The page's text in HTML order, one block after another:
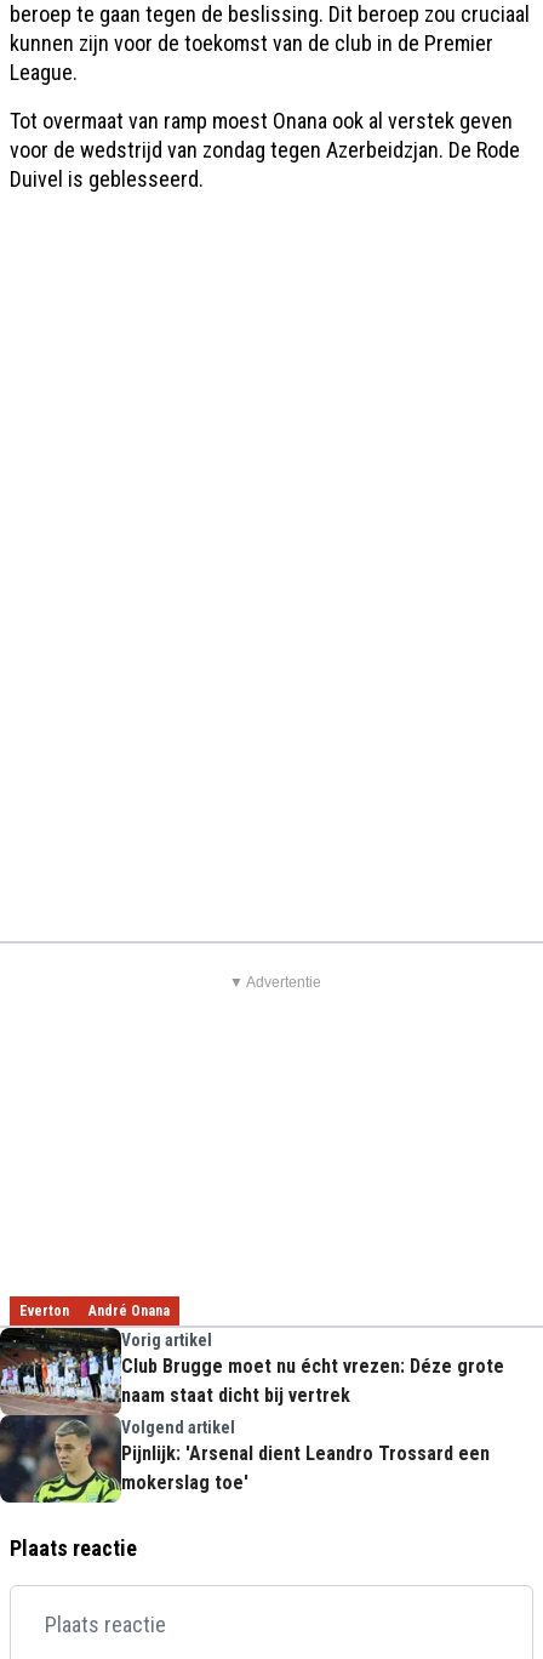
beroep te gaan tegen de beslissing. Dit beroep zou cruciaal
kunnen zijn voor de toekomst van de club in de Premier
League.
Tot overmaat van ramp moest Onana ook al verstek geven
voor de wedstrijd van zondag tegen Azerbeidzjan. De Rode
Duivel is geblesseerd.
▼ Advertentie
Everton André Onana
Vorig artikel
Club Brugge moet nu écht vrezen: Déze grote
naam staat dicht bij vertrek
Volgend artikel
Pijnlijk: 'Arsenal dient Leandro Trossard een
mokerslag toe'
Plaats reactie